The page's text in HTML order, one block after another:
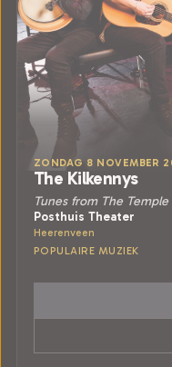
ZONDAG 8 NOVEMBER
The Kilkennys
Tunes from The Temple
Posthuis Theater
Heerenveen
POPULAIRE MUZIEK